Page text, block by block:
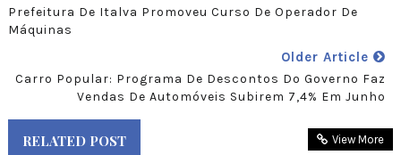
Prefeitura De Italva Promoveu Curso De Operador De
Máquinas
Older Article
Carro Popular: Programa De Descontos Do Governo Faz
Vendas De Automóveis Subirem 7,4% Em Junho
RELATED POST View More